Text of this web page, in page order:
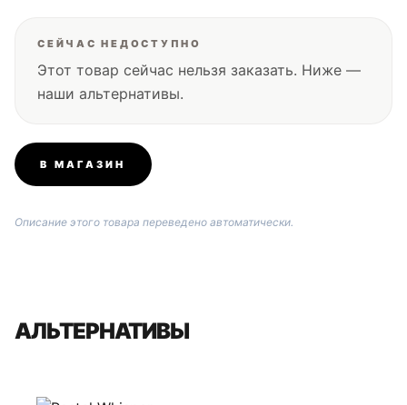
СЕЙЧАС НЕДОСТУПНО
Этот товар сейчас нельзя заказать. Ниже —
наши альтернативы.
В МАГАЗИН
Описание этого товара переведено автоматически.
АЛЬТЕРНАТИВЫ